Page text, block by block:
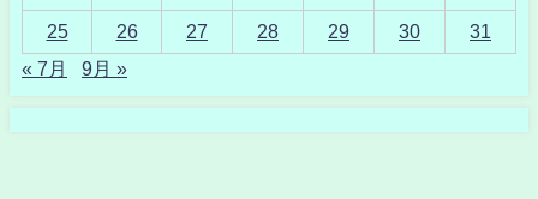
25 26 27 28 29 30
31
« 7月
9月 »